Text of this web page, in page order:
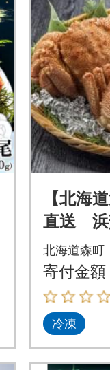
【北海
直送 浜
00g前後
北海道森町
寄付金額
冷凍